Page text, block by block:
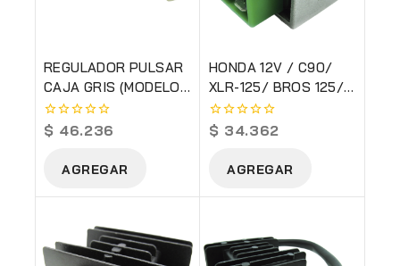
REGULADOR PULSAR
CAJA GRIS (MODELO
VIEJO)
0
out
$ 46.236
AGREGAR
HONDA 12V / C90/
XLR-125/ BROS 125/
SPLENDOR 100
0
out
$ 34.362
AGREGAR